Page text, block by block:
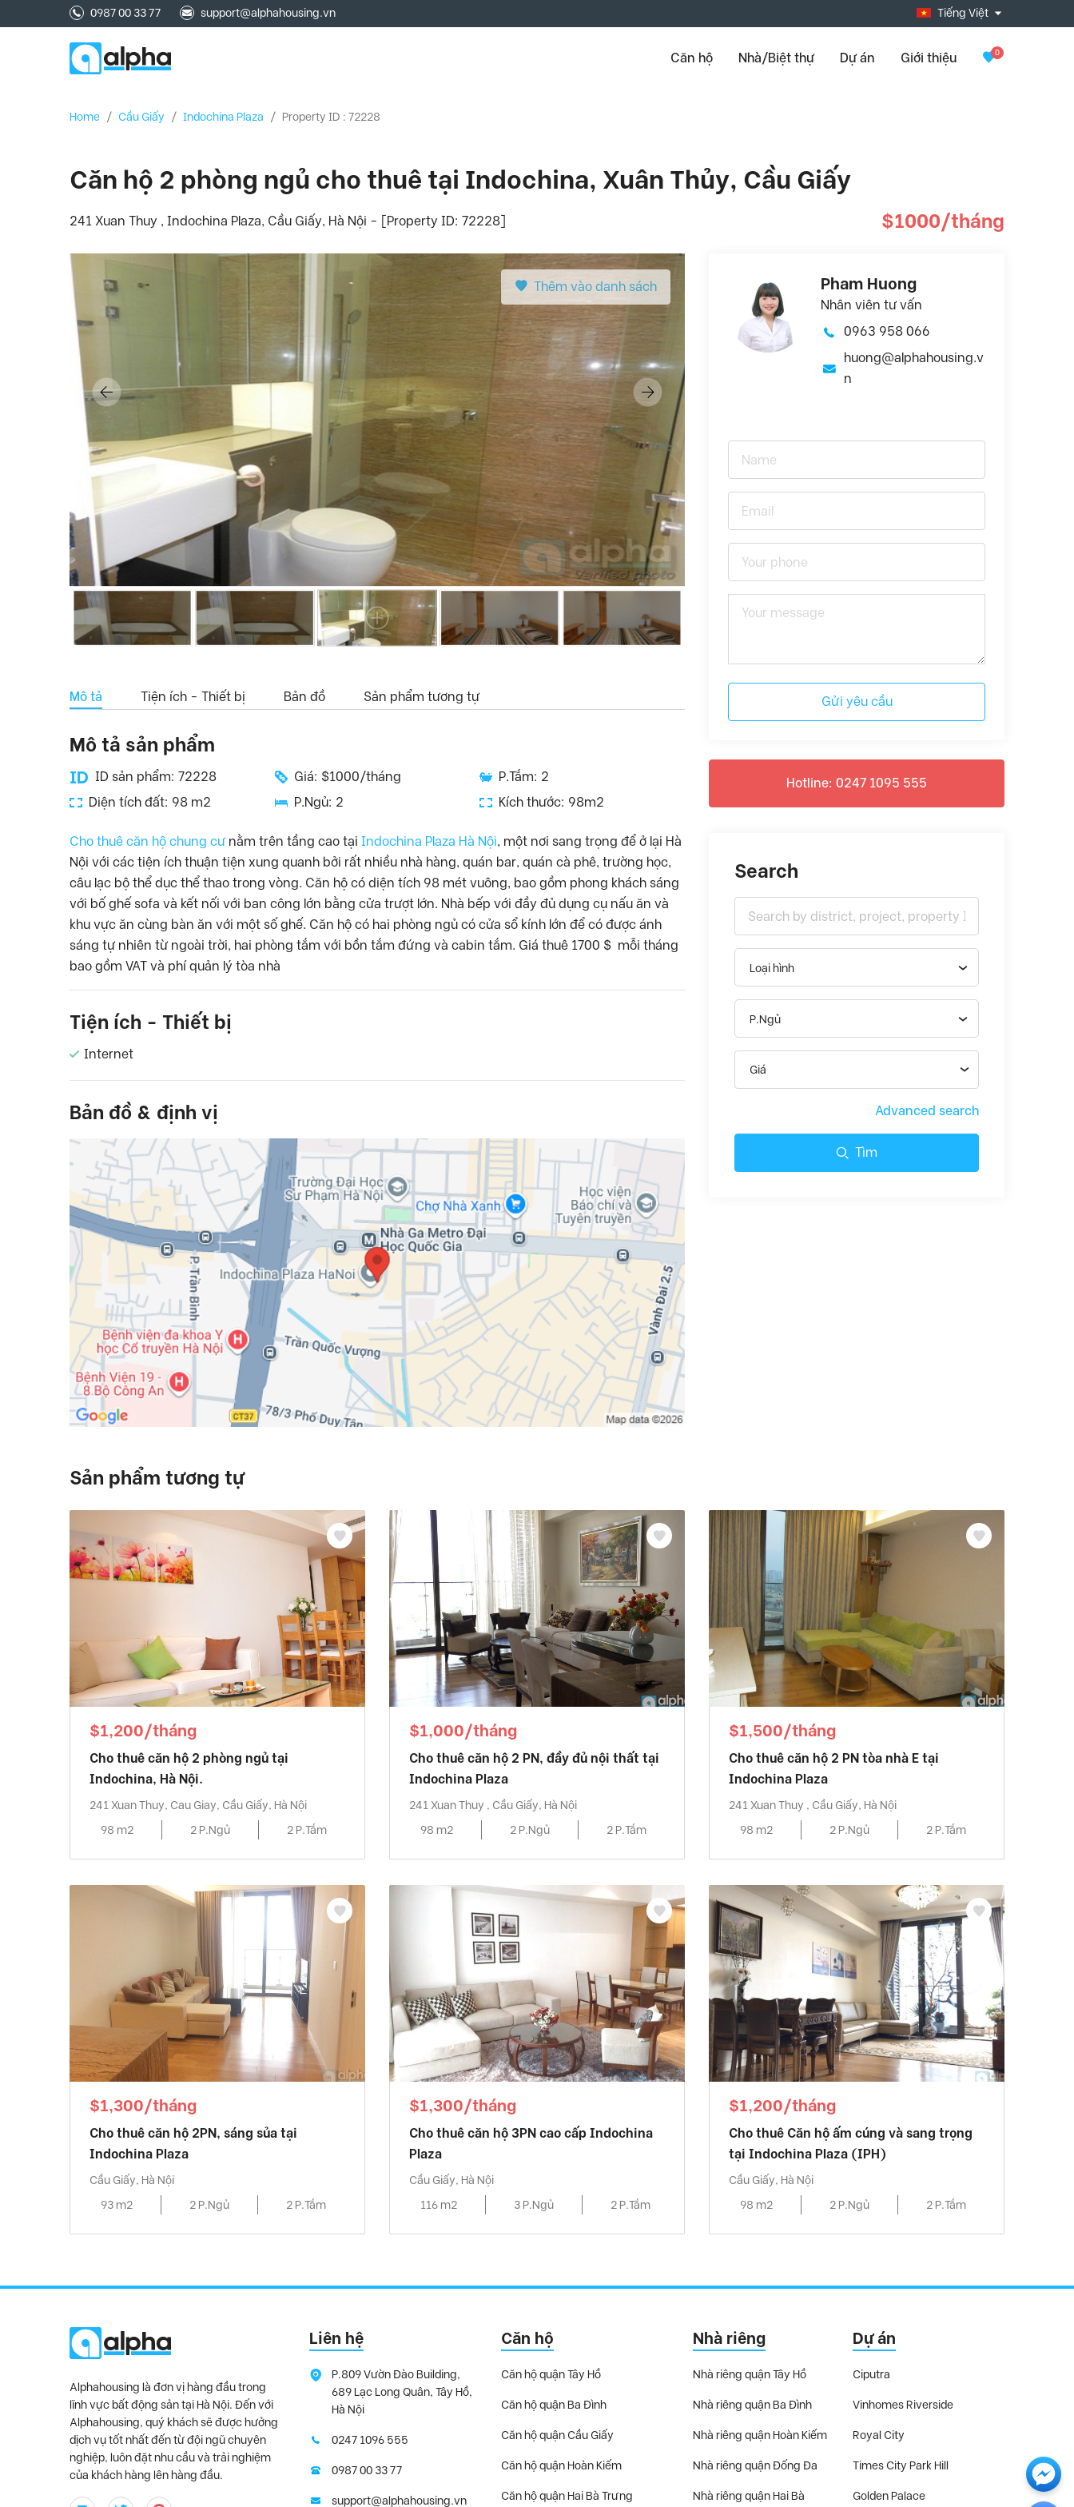
0987 00 33 77 support@alphahousing.vn Tiếng Việt
Căn hộ Nhà/Biệt thự Dự án Giới thiệu 0
Home / Cầu Giấy / Indochina Plaza / Property ID : 72228
Căn hộ 2 phòng ngủ cho thuê tại Indochina, Xuân Thủy, Cầu Giấy
241 Xuan Thuy , Indochina Plaza, Cầu Giấy, Hà Nội - [Property ID: 72228] $1000/tháng
Thêm vào danh sách
Mô tả Tiện ích - Thiết bị Bản đồ Sản phẩm tương tự
Mô tả sản phẩm
ID sản phẩm: 72228 Giá: $1000/tháng
P.Tắm: 2
Diện tích đất: 98 m2
P.Ngủ: 2 Kích thước: 98m2
Cho thuê căn hộ chung cư nằm trên tầng cao tại Indochina Plaza Hà Nội, một nơi sang trọng để ở lại Hà
Nội với các tiện ích thuận tiện xung quanh bởi rất nhiều nhà hàng, quán bar, quán cà phê, trường học,
câu lạc bộ thể dục thể thao trong vòng. Căn hộ có diện tích 98 mét vuông, bao gồm phong khách sáng
với bố ghế sofa và kết nối với ban công lớn bằng cửa trượt lớn. Nhà bếp với đầy đủ dụng cụ nấu ăn và
khu vực ăn cùng bàn ăn với một số ghế. Căn hộ có hai phòng ngủ có cửa sổ kính lớn để có được ánh
sáng tự nhiên từ ngoài trời, hai phòng tắm với bồn tắm đứng và cabin tắm. Giá thuê 1700 $ mỗi tháng
bao gồm VAT và phí quản lý tòa nhà
Tiện ích - Thiết bị
Internet
Bản đồ & định vị
Pham Huong
Nhân viên tư vấn
0963 958 066
huong@alphahousing.v
n
Gửi yêu cầu
Hotline: 0247 1095 555
Search
Loại hình
P.Ngủ
Giá
Advanced search
Tìm
Sản phẩm tương tự
$1,200/tháng
Cho thuê căn hộ 2 phòng ngủ tại
Indochina, Hà Nội.
241 Xuan Thuy, Cau Giay, Cầu Giấy, Hà Nội
98 m2
2 P.Ngủ 2 P.Tắm
$1,000/tháng
Cho thuê căn hộ 2 PN, đầy đủ nội thất tại
Indochina Plaza
241 Xuan Thuy , Cầu Giấy, Hà Nội
98 m2
2 P.Ngủ 2 P.Tắm
$1,500/tháng
Cho thuê căn hộ 2 PN tòa nhà E tại
Indochina Plaza
241 Xuan Thuy , Cầu Giấy, Hà Nội
98 m2
2 P.Ngủ 2 P.Tắm
$1,300/tháng
Cho thuê căn hộ 2PN, sáng sủa tại
Indochina Plaza
Cầu Giấy, Hà Nội
93 m2
2 P.Ngủ 2 P.Tắm
$1,300/tháng
Cho thuê căn hộ 3PN cao cấp Indochina
Plaza
Cầu Giấy, Hà Nội
116 m2
3 P.Ngủ 2 P.Tắm
$1,200/tháng
Cho thuê Căn hộ ấm cúng và sang trọng
tại Indochina Plaza (IPH)
Cầu Giấy, Hà Nội
98 m2
2 P.Ngủ 2 P.Tắm
Alphahousing là đơn vị hàng đầu trong
lĩnh vực bất động sản tại Hà Nội. Đến với
Alphahousing, quý khách sẽ được hưởng
dịch vụ tốt nhất đến từ đội ngũ chuyên
nghiệp, luôn đặt nhu cầu và trải nghiệm
của khách hàng lên hàng đầu.
Liên hệ
P.809 Vườn Đào Building,
689 Lạc Long Quân, Tây Hồ,
Hà Nội
0247 1096 555
0987 00 33 77
support@alphahousing.vn
Căn hộ
Căn hộ quận Tây Hồ
Căn hộ quận Ba Đình
Căn hộ quận Cầu Giấy
Căn hộ quận Hoàn Kiếm
Căn hộ quận Hai Bà Trưng
Nhà riêng
Nhà riêng quận Tây Hồ
Nhà riêng quận Ba Đình
Nhà riêng quận Hoàn Kiếm
Nhà riêng quận Đống Đa
Nhà riêng quận Hai Bà
Dự án
Ciputra
Vinhomes Riverside
Royal City
Times City Park Hill
Golden Palace